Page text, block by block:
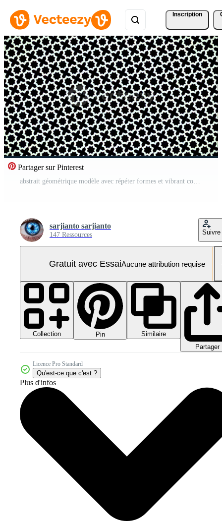
Inscription
Partager sur Pinterest
abstrait géométrique modèle avec répéter formes et vibrant couleurs dynamique visuel Contexte. Vidéo Pro
sarjianto sarjianto
147 Ressources Suivre
Gratuit avec EssaiAucune attribution requise
Collection Pin
Similaire
Partager
Licence Pro Standard
Qu'est-ce que c'est ?
Plus d'infos